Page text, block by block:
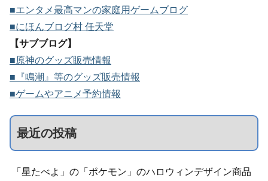
■エンタメ最高マンの家庭用ゲームブログ
■にほんブログ村 任天堂
【サブブログ】
■原神のグッズ販売情報
■『鳴潮』等のグッズ販売情報
■ゲームやアニメ予約情報
最近の投稿
「星たべよ」の「ポケモン」のハロウィンデザイン商品